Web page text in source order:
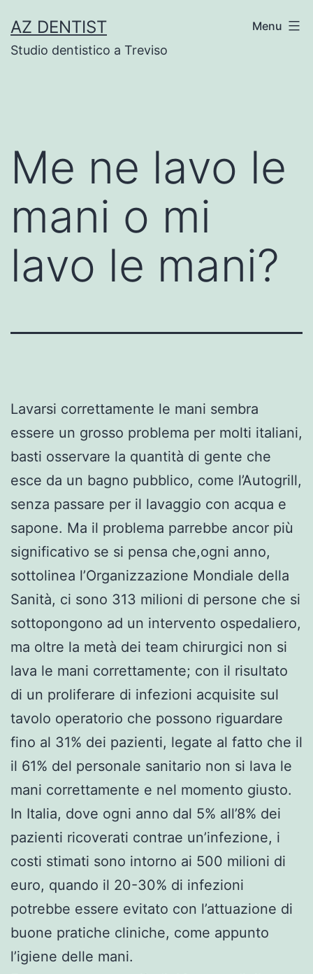
to
content
AZ DENTIST
Studio dentistico a Treviso
Menu
Me ne lavo le
mani o mi
lavo le mani?
Lavarsi correttamente le mani sembra
essere un grosso problema per molti italiani,
basti osservare la quantità di gente che
esce da un bagno pubblico, come l’Autogrill,
senza passare per il lavaggio con acqua e
sapone. Ma il problema parrebbe ancor più
significativo se si pensa che,ogni anno,
sottolinea l’Organizzazione Mondiale della
Sanità, ci sono 313 milioni di persone che si
sottopongono ad un intervento ospedaliero,
ma oltre la metà dei team chirurgici non si
lava le mani correttamente; con il risultato
di un proliferare di infezioni acquisite sul
tavolo operatorio che possono riguardare
fino al 31% dei pazienti, legate al fatto che il
il 61% del personale sanitario non si lava le
mani correttamente e nel momento giusto.
In Italia, dove ogni anno dal 5% all’8% dei
pazienti ricoverati contrae un’infezione, i
costi stimati sono intorno ai 500 milioni di
euro, quando il 20-30% di infezioni
potrebbe essere evitato con l’attuazione di
buone pratiche cliniche, come appunto
l’igiene delle mani.